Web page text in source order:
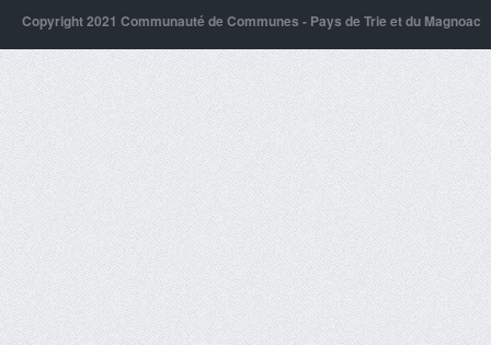
Copyright 2021 Communauté de Communes - Pays de Trie et du Magnoac